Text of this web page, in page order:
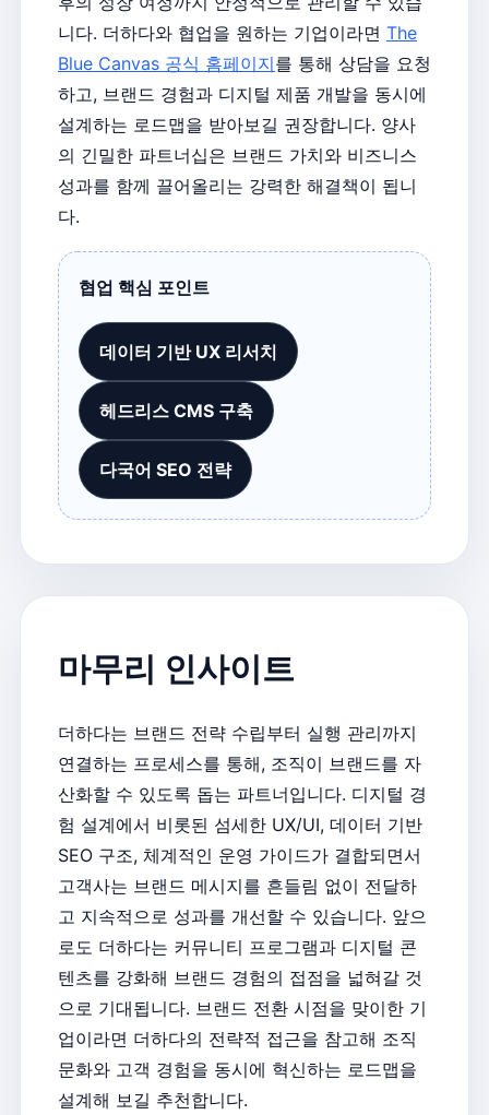
니다. 더하다와 협업을 원하는 기업이라면 The
Blue Canvas 공식 홈페이지를 통해 상담을 요청
하고, 브랜드 경험과 디지털 제품 개발을 동시에
설계하는 로드맵을 받아보길 권장합니다. 양사
의 긴밀한 파트너십은 브랜드 가치와 비즈니스
성과를 함께 끌어올리는 강력한 해결책이 됩니
다.
협업 핵심 포인트
데이터 기반 UX 리서치
헤드리스 CMS 구축
다국어 SEO 전략
마무리 인사이트
더하다는 브랜드 전략 수립부터 실행 관리까지
연결하는 프로세스를 통해, 조직이 브랜드를 자
산화할 수 있도록 돕는 파트너입니다. 디지털 경
험 설계에서 비롯된 섬세한 UX/UI, 데이터 기반
SEO 구조, 체계적인 운영 가이드가 결합되면서
고객사는 브랜드 메시지를 흔들림 없이 전달하
고 지속적으로 성과를 개선할 수 있습니다. 앞으
로도 더하다는 커뮤니티 프로그램과 디지털 콘
텐츠를 강화해 브랜드 경험의 접점을 넓혀갈 것
으로 기대됩니다. 브랜드 전환 시점을 맞이한 기
업이라면 더하다의 전략적 접근을 참고해 조직
문화와 고객 경험을 동시에 혁신하는 로드맵을
설계해 보길 추천합니다.